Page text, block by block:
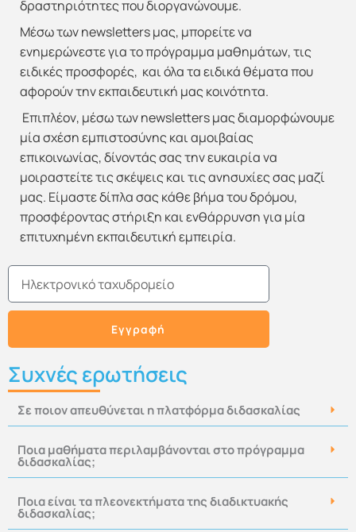
δραστηριότητες που διοργανώνουμε.
Μέσω των newsletters μας, μπορείτε να
ενημερώνεστε για το πρόγραμμα μαθημάτων, τις
ειδικές προσφορές, και όλα τα ειδικά θέματα που
αφορούν την εκπαιδευτική μας κοινότητα.
Επιπλέον, μέσω των newsletters μας διαμορφώνουμε
μία σχέση εμπιστοσύνης και αμοιβαίας
επικοινωνίας, δίνοντάς σας την ευκαιρία να
μοιραστείτε τις σκέψεις και τις ανησυχίες σας μαζί
μας. Είμαστε δίπλα σας κάθε βήμα του δρόμου,
προσφέροντας στήριξη και ενθάρρυνση για μία
επιτυχημένη εκπαιδευτική εμπειρία.
Email
Εγγραφή
Συχνές ερωτήσεις
Σε ποιον απευθύνεται η πλατφόρμα διδασκαλίας
Ποια μαθήματα περιλαμβάνονται στο πρόγραμμα
διδασκαλίας;
Ποια είναι τα πλεονεκτήματα της διαδικτυακής
διδασκαλίας;